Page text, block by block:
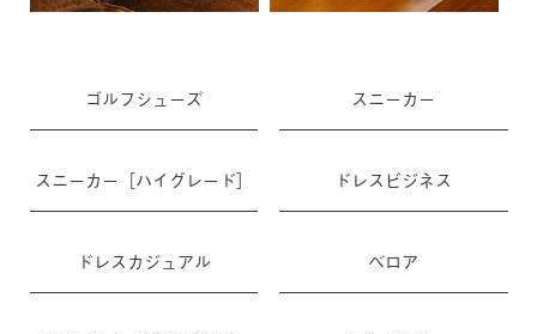
ゴルフシューズ スニーカー
スニーカー［ハイグレード］ ドレスビジネス
ドレスカジュアル ベロア